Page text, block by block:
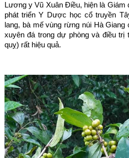
Lương y Vũ Xuân Điều, hiện là Giám
phát triển Y Dược học cổ truyền
lang, bà mế vùng rừng núi Hà
xuyên đá trong dự phòng và điều trị
quỵ) rất hiệu quả.